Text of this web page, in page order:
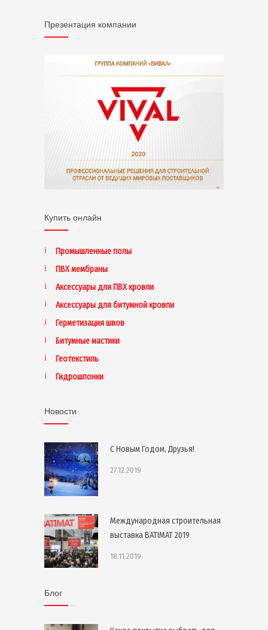
Презентация компании
Купить онлайн
Промышленные полы
ПВХ мембраны
Аксессуары для ПВХ кровли
Аксессуары для битумной кровли
Герметизация швов
Битумные мастики
Геотекстиль
Гидрошпонки
Новости
С Новым Годом, Друзья!
27.12.2019
Международная строительная
выставка BATIMAT 2019
18.11.2019
Блог